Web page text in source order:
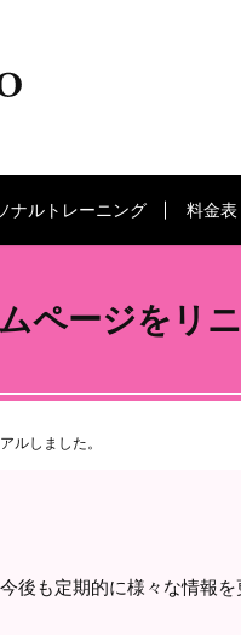
ナルトレーニング 料金表
ページをリ
ルしました。
後も定期的に様々な情報